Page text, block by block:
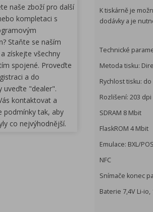
naše zboží pro další
kompletaci s
Staňte se naším
získejte všechny
spojené. Proveďte
a do
uveďte "dealer".
kontaktovat a
podmínky tak, aby
co nejvýhodnější.
K tiskárně je
dodávky a je
Technické
Metoda tisku:
Rychlost tisku:
Rozlišení: 203 dpi
SDRAM 8 Mbit
FlaskROM 4 Mbit
Emulace: BXL/POS
NFC
Snímače konec
Baterie 7,4V Li-